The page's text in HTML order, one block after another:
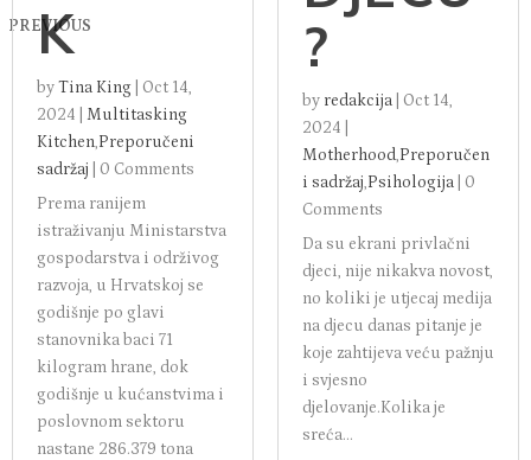
PREVIOUS
K
byTina King
Oct 14,
2024
Multitasking
Kitchen,Preporučeni
sadržaj
0 Comments
Prema ranijem
istraživanju Ministarstva
gospodarstva i održivog
razvoja, u Hrvatskoj se
godišnje po glavi
stanovnika baci 71
kilogram hrane, dok
godišnje u kućanstvima i
poslovnom sektoru
nastane 286.379 tona
?
by redakcija
Oct 14,
2024
Motherhood,Preporučen
i sadržaj,Psihologija
0
Comments
Da su ekrani privlačni
djeci, nije nikakva novost,
no koliki je utjecaj medija
na djecu danas pitanje je
koje zahtijeva veću pažnju
i svjesno
djelovanje.Kolika je
sreća...